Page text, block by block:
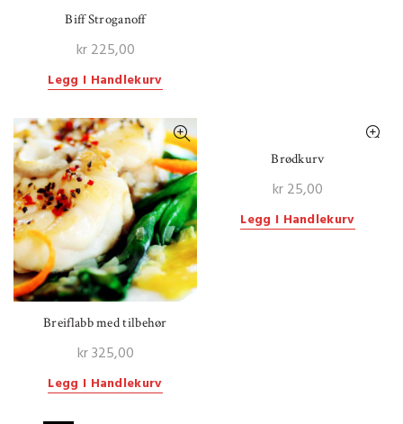
Biff Stroganoff
kr225,00
Legg I Handlekurv
Breiflabb med tilbehør
kr325,00
Legg I Handlekurv
Brødkurv
kr25,00
Legg I Handlekurv